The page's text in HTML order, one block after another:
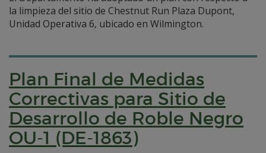
la limpieza del sitio de Chestnut Run Plaza Dupont,
Unidad Operativa 6, ubicado en Wilmington.
Plan Final de Medidas
Correctivas para Sitio de
Desarrollo de Roble Negro
OU-1 (DE-1863)